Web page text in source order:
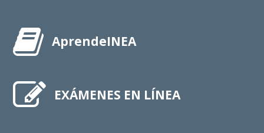
AprendeINEA
EXÁMENES EN LÍNEA